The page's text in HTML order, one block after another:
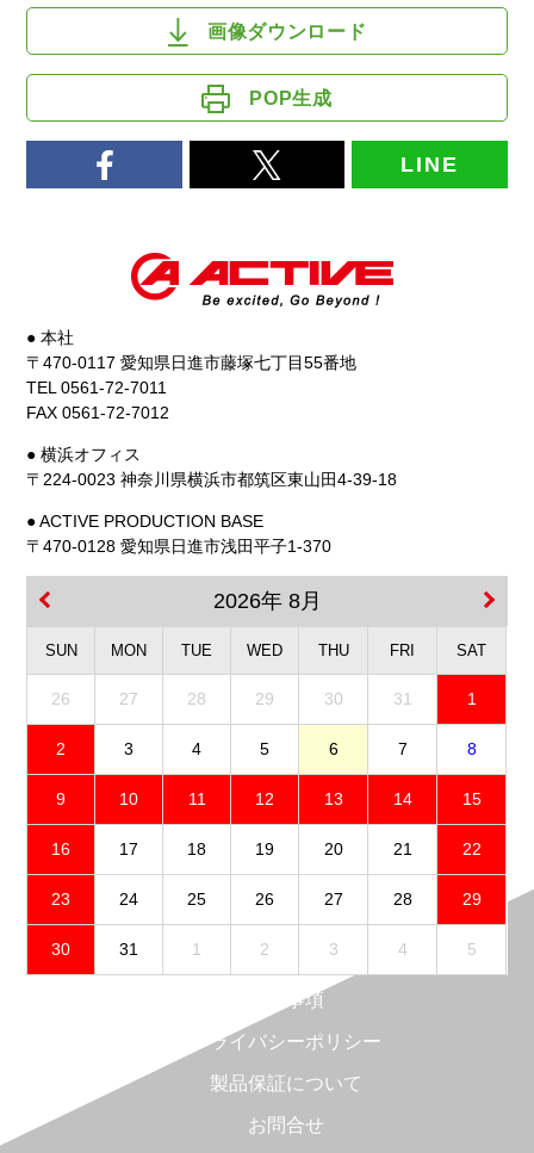
画像ダウンロード
POP生成
LINE
● 本社
〒470-0117 愛知県日進市藤塚七丁目55番地
TEL 0561-72-7011
FAX 0561-72-7012
● 横浜オフィス
〒224-0023 神奈川県横浜市都筑区東山田4-39-18
● ACTIVE PRODUCTION BASE
〒470-0128 愛知県日進市浅田平子1-370
2026年 8月
SUN MON TUE WED THU FRI SAT
26 27 28 29 30 31 1
2 3 4 5 6 7 8
9 10 11 12 13 14 15
16 17 18 19 20 21 22
23 24 25 26 27 28 29
30 31 1 2 3 4 5
免責事項
プライバシーポリシー
製品保証について
お問合せ